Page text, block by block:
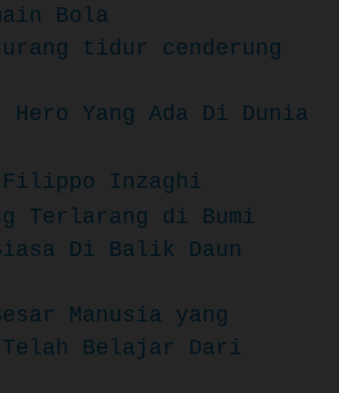
Bola
tidur cenderung
Hero Yang Ada Di Dunia
Filippo Inzaghi
Terlarang di Bumi
Di Balik Daun
Manusia yang
Telah Belajar Dari